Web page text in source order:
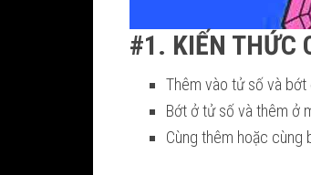
#1. KIẾN THỨC
Thêm vào tử số và bớt
Bớt ở tử số và thêm ở
Cùng thêm hoặc cùng